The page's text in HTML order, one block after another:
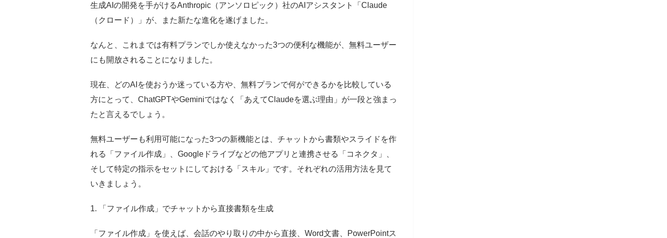
生成AIの開発を手がけるAnthropic（アンソロピック）社のAIアシスタント「Claude
（クロード）」が、また新たな進化を遂げました。
なんと、これまでは有料プランでしか使えなかった3つの便利な機能が、無料ユーザー
にも開放されることになりました。
現在、どのAIを使おうか迷っている方や、無料プランで何ができるかを比較している
方にとって、ChatGPTやGeminiではなく「あえてClaudeを選ぶ理由」が一段と強まっ
たと言えるでしょう。
無料ユーザーも利用可能になった3つの新機能とは、チャットから書類やスライドを作
れる「ファイル作成」、Googleドライブなどの他アプリと連携させる「コネクタ」、
そして特定の指示をセットにしておける「スキル」です。それぞれの活用方法を見て
いきましょう。
1. 「ファイル作成」でチャットから直接書類を生成
「ファイル作成」を使えば、会話のやり取りの中から直接、Word文書、PowerPointス